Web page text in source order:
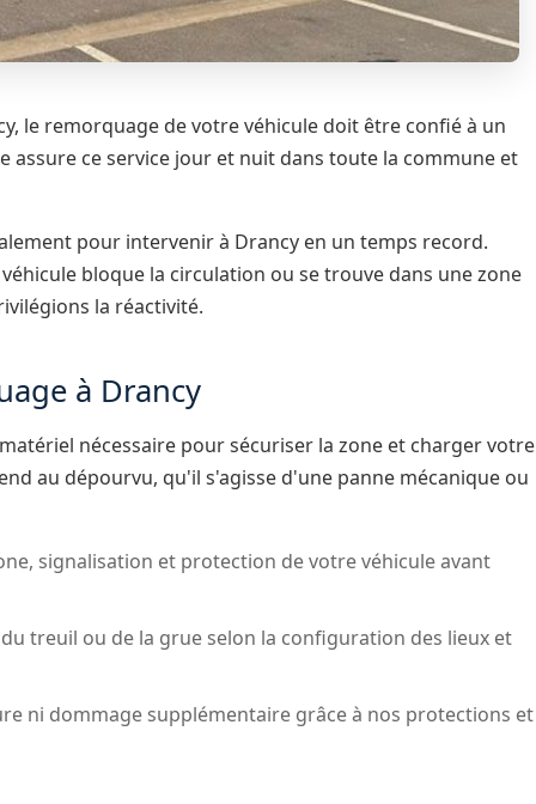
le remorquage de votre véhicule doit être confié à un
assure ce service jour et nuit dans toute la commune et
pour intervenir à Drancy en un temps record.
bloque la circulation ou se trouve dans une zone
la réactivité.
à Drancy
nécessaire pour sécuriser la zone et charger votre
au dépourvu, qu'il s'agisse d'une panne mécanique ou
signalisation et protection de votre véhicule avant
treuil ou de la grue selon la configuration des lieux et
ni dommage supplémentaire grâce à nos protections et